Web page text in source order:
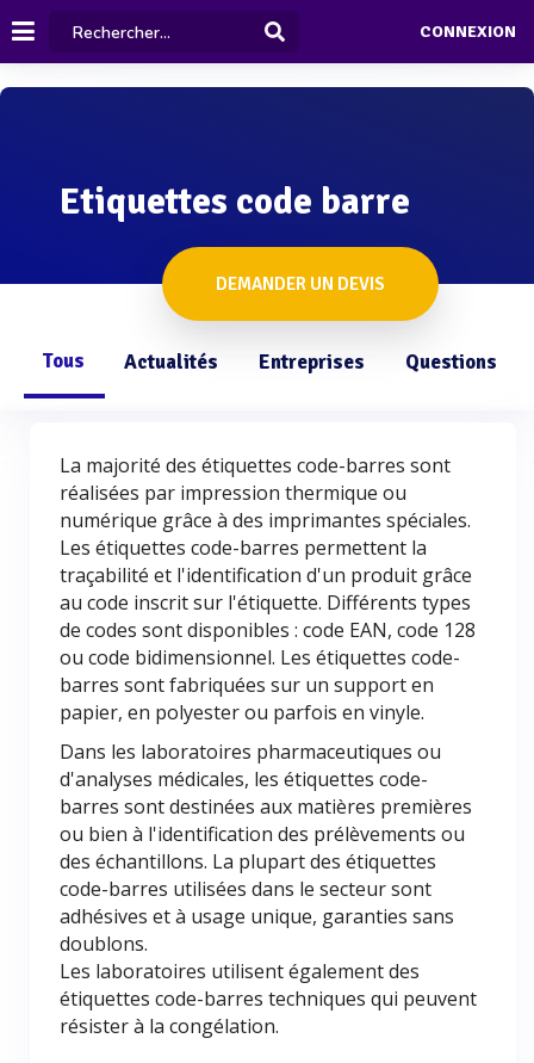
CONNEXION
Etiquettes code barre
DEMANDER UN DEVIS
Tous Actualités Entreprises Questions
La majorité des étiquettes code-barres sont
réalisées par impression thermique ou
numérique grâce à des imprimantes spéciales.
Les étiquettes code-barres permettent la
traçabilité et l'identification d'un produit grâce
au code inscrit sur l'étiquette. Différents types
de codes sont disponibles : code EAN, code 128
ou code bidimensionnel. Les étiquettes code-
barres sont fabriquées sur un support en
papier, en polyester ou parfois en vinyle.
Dans les laboratoires pharmaceutiques ou
d'analyses médicales, les étiquettes code-
barres sont destinées aux matières premières
ou bien à l'identification des prélèvements ou
des échantillons. La plupart des étiquettes
code-barres utilisées dans le secteur sont
adhésives et à usage unique, garanties sans
doublons.
Les laboratoires utilisent également des
étiquettes code-barres techniques qui peuvent
résister à la congélation.